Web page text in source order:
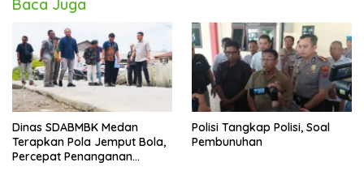
Baca Juga
Dinas SDABMBK Medan
Terapkan Pola Jemput Bola,
Percepat Penanganan
Polisi Tangkap Polisi, Soal
Pembunuhan